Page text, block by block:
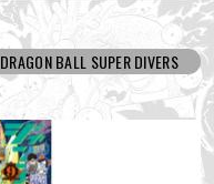
DRAGON BALL SUPER DIVERS